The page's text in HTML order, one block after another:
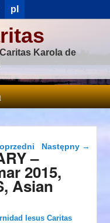
pl
Karola de
wpisuNastępny →
–
2015,
Asian
Iesus Caritas